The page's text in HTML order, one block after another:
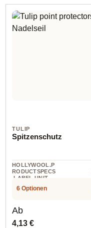
TULIP
Spitzenschutz
HOLLYWOOL.P
RODUCTSPECS
.LABEL.UNIT
6 Optionen
Regulärer Preis:
Ab
4,13 €